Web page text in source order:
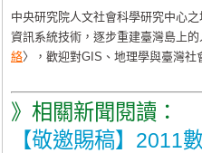
中央研究院人文社會科學研究中心
資訊系統技術，逐步重建臺灣島上
絡〉，歡迎對GIS、地理學與臺灣
》相關新聞閱讀：
【敬邀賜稿】2011